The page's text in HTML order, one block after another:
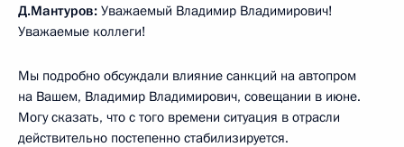
Д.Мантуров: Уважаемый Владимир Владимирович!
Уважаемые коллеги!
Мы подробно обсуждали влияние санкций на автопром
на Вашем, Владимир Владимирович, совещании в июне.
Могу сказать, что с того времени ситуация в отрасли
действительно постепенно стабилизируется.